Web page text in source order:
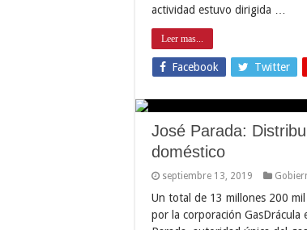
actividad estuvo dirigida …
Leer mas...
Facebook Twitter
José Parada:
doméstico
septiembre 13, 2019
Un total de 13 millones 200
por la corporación